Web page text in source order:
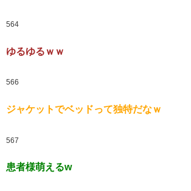
564
ゆるゆるｗｗ
566
ジャケットでベッドって独特だなｗ
567
患者様萌えるw